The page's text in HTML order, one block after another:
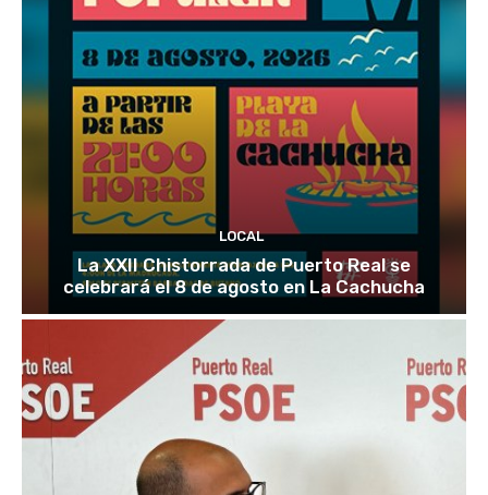
LOCAL
La XXII Chistorrada de Puerto Real se
celebrará el 8 de agosto en La Cachucha